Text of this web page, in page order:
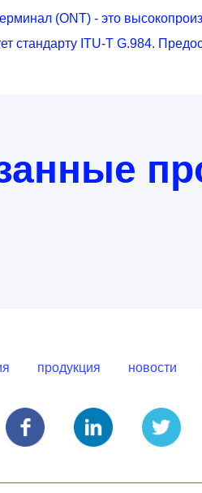
(ONT) - это
стандарту ITU-T G.984.
продукция новости